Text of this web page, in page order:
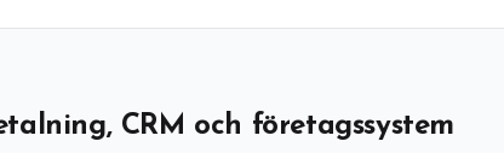
CRM och företagssystem